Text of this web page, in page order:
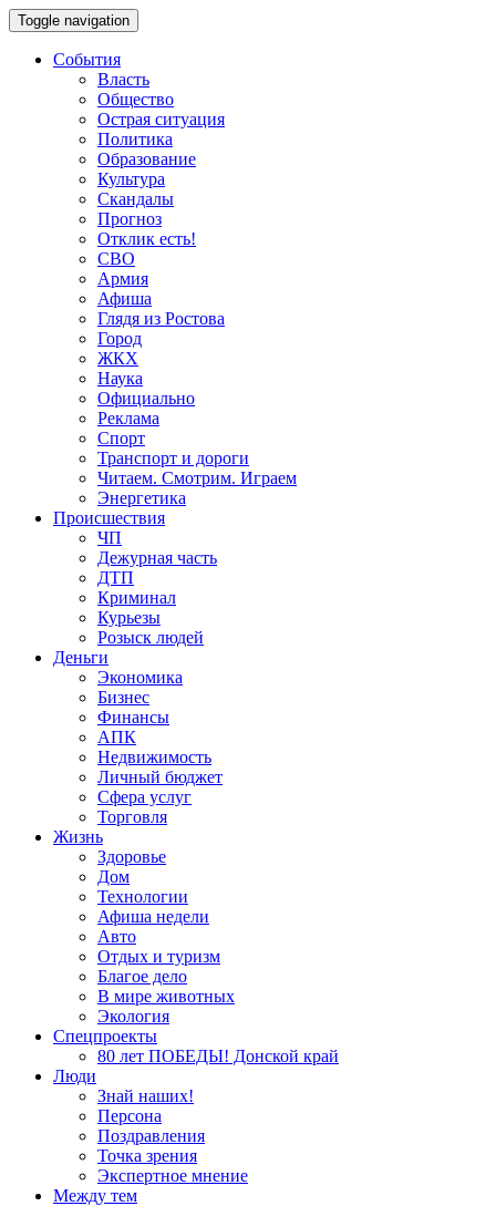
Toggle navigation
События
Власть
Общество
Острая ситуация
Политика
Образование
Культура
Скандалы
Прогноз
Отклик есть!
СВО
Армия
Афиша
Глядя из Ростова
Город
ЖКХ
Наука
Официально
Реклама
Спорт
Транспорт и дороги
Читаем. Смотрим. Играем
Энергетика
Происшествия
ЧП
Дежурная часть
ДТП
Криминал
Курьезы
Розыск людей
Деньги
Экономика
Бизнес
Финансы
АПК
Недвижимость
Личный бюджет
Сфера услуг
Торговля
Жизнь
Здоровье
Дом
Технологии
Афиша недели
Авто
Отдых и туризм
Благое дело
В мире животных
Экология
Спецпроекты
80 лет ПОБЕДЫ! Донской край
Люди
Знай наших!
Персона
Поздравления
Точка зрения
Экспертное мнение
Между тем